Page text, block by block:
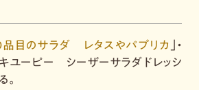
品目のサラダ レタスやパプリカ
」・
ユーピー シーザーサラダドレッシ
。